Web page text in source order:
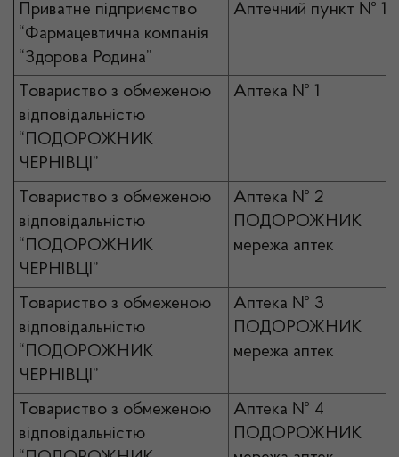
Приватне підприємство
“Фармацевтична компанія
“Здорова Родина”
Аптечний пункт № 10
Товариство з обмеженою
відповідальністю
“ПОДОРОЖНИК
ЧЕРНІВЦІ”
Аптека № 1
Товариство з обмеженою
відповідальністю
“ПОДОРОЖНИК
ЧЕРНІВЦІ”
Аптека № 2
ПОДОРОЖНИК
мережа аптек
Товариство з обмеженою
відповідальністю
“ПОДОРОЖНИК
ЧЕРНІВЦІ”
Аптека № 3
ПОДОРОЖНИК
мережа аптек
Товариство з обмеженою
відповідальністю
Аптека № 4
ПОДОРОЖНИК